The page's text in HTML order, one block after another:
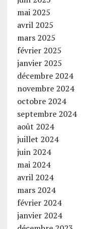
mai 2025
avril 2025
mars 2025
février 2025
janvier 2025
décembre 2024
novembre 2024
octobre 2024
septembre 2024
août 2024
juillet 2024
juin 2024
mai 2024
avril 2024
mars 2024
février 2024
janvier 2024